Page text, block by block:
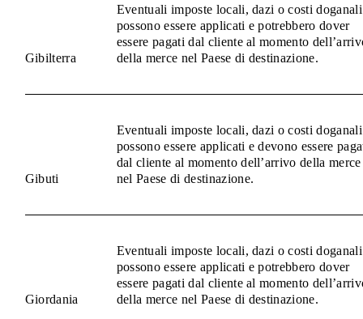
Gibilterra
Eventuali imposte locali, dazi o costi doganali
possono essere applicati e potrebbero dover
essere pagati dal cliente al momento
della merce nel Paese di destinazione.
Gibuti
Eventuali imposte locali, dazi o costi doganali
possono essere applicati e devono essere
dal cliente al momento dell’arrivo della merce
nel Paese di destinazione.
Giordania
Eventuali imposte locali, dazi o costi doganali
possono essere applicati e potrebbero dover
essere pagati dal cliente al momento
della merce nel Paese di destinazione.